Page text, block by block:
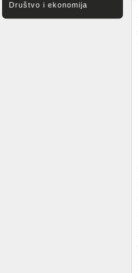
Društvo i ekonomija